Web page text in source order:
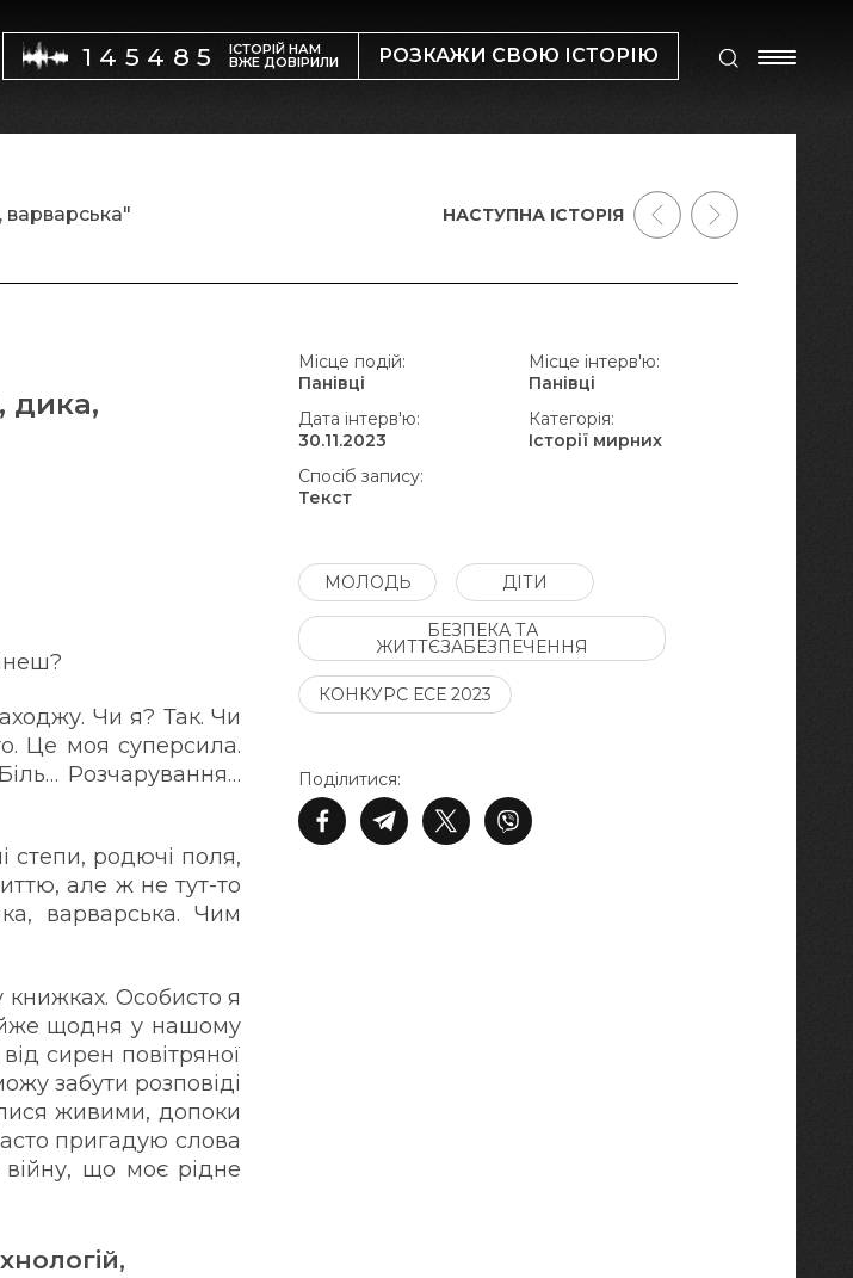
145485 ІСТОРІЙ НАМ
ВЖЕ ДОВІРИЛИ РОЗКАЖИ СВОЮ ІСТОРІЮ
дика,
Чи я? Так. Чи
Це моя суперсила.
Розчарування…
степи, родючі поля,
але ж не тут-то
варварська. Чим
Особисто я
щодня у нашому
сирен повітряної
забути розповіді
живими, допоки
пригадую слова
що моє рідне
варварська"
Поділитися:
Місце подій:
Панівці
Місце інтерв'ю:
Панівці
Дата інтерв'ю:
30.11.2023
Категорія:
Історії мирних
Спосіб запису:
Текст
МОЛОДЬ ДІТИ
БЕЗПЕКА ТА
ЖИТТЄЗАБЕЗПЕЧЕННЯ
КОНКУРС ЕСЕ 2023
НАСТУПНА ІСТОРІЯ